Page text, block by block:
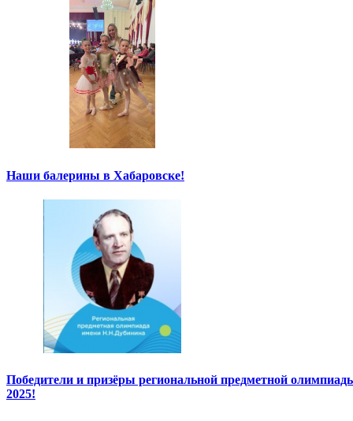
Наши балерины в Хабаровске!
Победители и призёры региональной предметной
2025!